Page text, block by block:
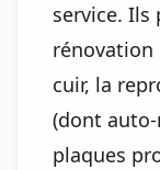
service. Ils
rénovation
cuir, la
(dont
plaques